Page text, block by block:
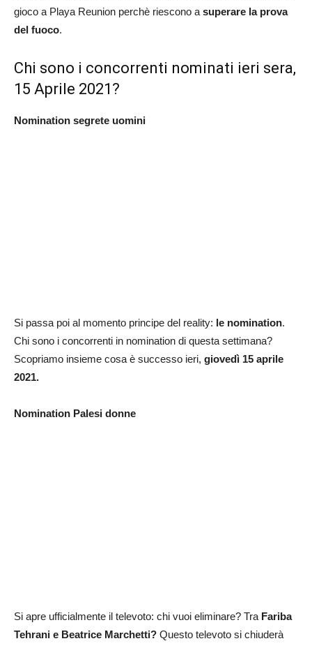
gioco a Playa Reunion perchè riescono a superare la prova
del fuoco.
Chi sono i concorrenti nominati ieri sera,
15 Aprile 2021?
Nomination segrete uomini
Si passa poi al momento principe del reality: le nomination.
Chi sono i concorrenti in nomination di questa settimana?
Scopriamo insieme cosa è successo ieri, giovedì 15 aprile
2021.
Nomination Palesi donne
Si apre ufficialmente il televoto: chi vuoi eliminare? Tra Fariba
Tehrani e Beatrice Marchetti? Questo televoto si chiuderà